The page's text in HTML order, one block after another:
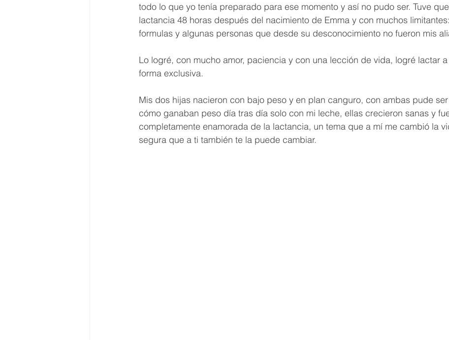
todo lo que yo tenía preparado para ese momento y así no pudo ser. Tuve
lactancia 48 horas después del nacimiento de Emma y con muchos
formulas y algunas personas que desde su desconocimiento no fueron mis
Lo logré, con mucho amor, paciencia y con una lección de vida, logré lactar
forma exclusiva.
Mis dos hijas nacieron con bajo peso y en plan canguro, con ambas pude
cómo ganaban peso día tras día solo con mi leche, ellas crecieron sanas y
completamente enamorada de la lactancia, un tema que a mí me cambió la
segura que a ti también te la puede cambiar.